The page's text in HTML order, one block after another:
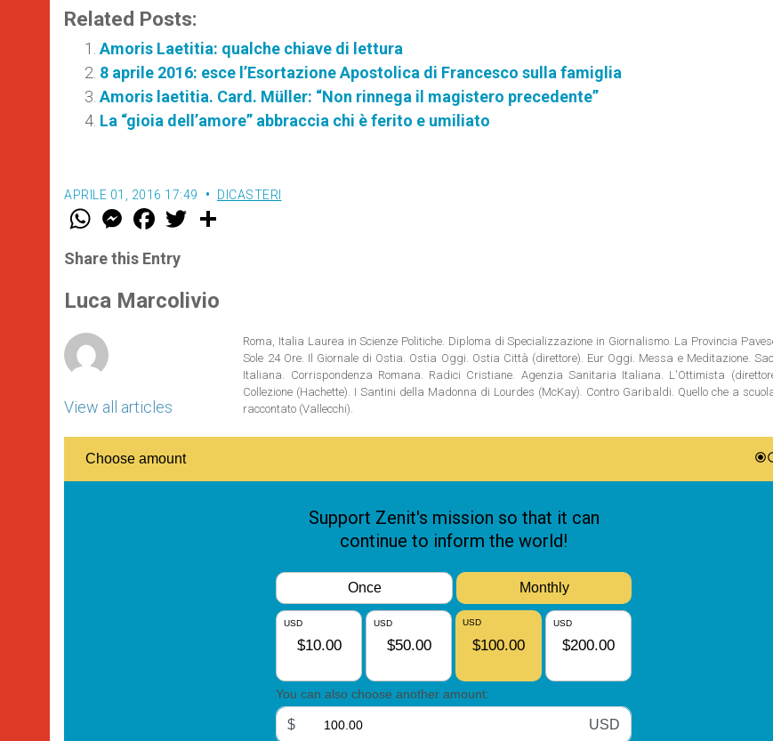
Related Posts:
Amoris Laetitia: qualche chiave di lettura
8 aprile 2016: esce l’Esortazione Apostolica di Francesco sulla famiglia
Amoris laetitia. Card. Müller: “Non rinnega il magistero precedente”
La “gioia dell’amore” abbraccia chi è ferito e umiliato
APRILE 01, 2016 17:49 DICASTERI
W
t
s
p
p
M
e
s
e
g
e
F
a
e
b
o
k
w
r
Share this Entry
Luca Marcolivio
View all articles
Roma, Italia Laurea in Scienze Politiche. Diploma di Specializzazione in Giornalismo. La Provincia
Sole 24 Ore. Il Giornale di Ostia. Ostia Oggi. Ostia Città (direttore). Eur Oggi. Messa e Meditazione.
Italiana. Corrispondenza Romana. Radici Cristiane. Agenzia Sanitaria Italiana. L'Ottimista
Collezione (Hachette). I Santini della Madonna di Lourdes (McKay). Contro Garibaldi. Quello che a
raccontato (Vallecchi).